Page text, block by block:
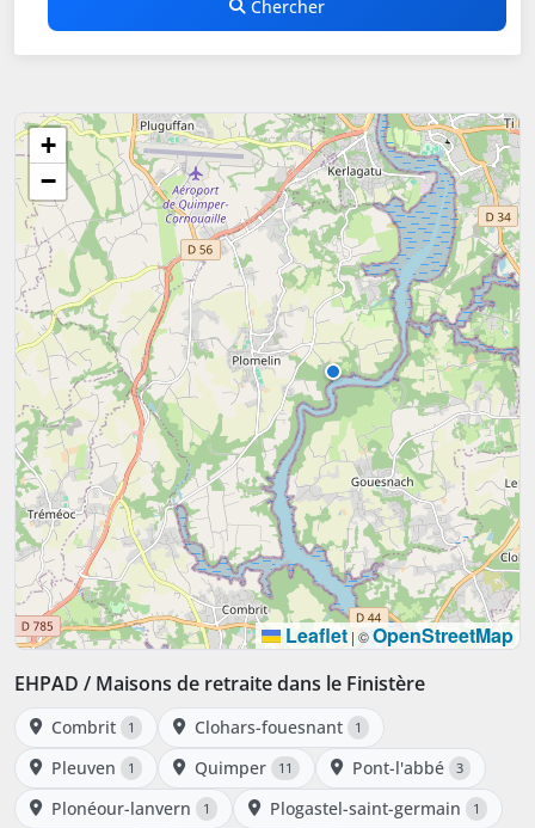
Chercher
+
−
Leaflet |©OpenStreetMap
EHPAD / Maisons de retraite dans le Finistère
Combrit 1 Clohars-fouesnant 1
Pleuven 1 Quimper 11 Pont-l'abbé 3
Plonéour-lanvern 1 Plogastel-saint-germain 1